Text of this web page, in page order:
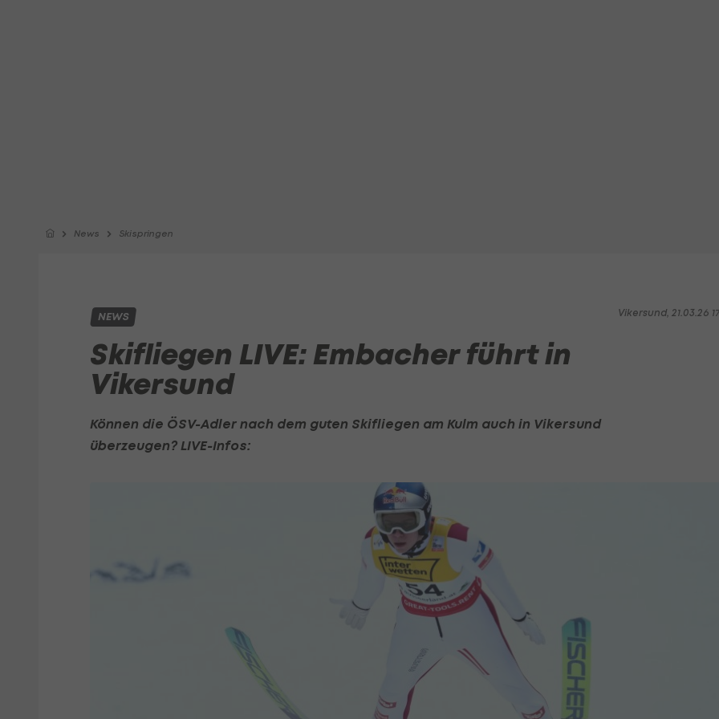
News Skispringen
Vikersund, 21.03.26
NEWS
Skifliegen LIVE: Embacher führt in
Vikersund
Können die ÖSV-Adler nach dem guten Skifliegen am Kulm auch in Vikersund
überzeugen? LIVE-Infos: